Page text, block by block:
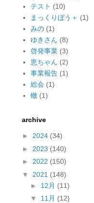
テスト (10)
まっくりぼう＋ (1)
みの (1)
ゆきさん (8)
啓発事業 (3)
恵ちゃん (2)
事業報告 (1)
総会 (1)
轍 (1)
archive
► 2024 (34)
► 2023 (140)
► 2022 (150)
▼ 2021 (148)
► 12月 (11)
▼ 11月 (12)